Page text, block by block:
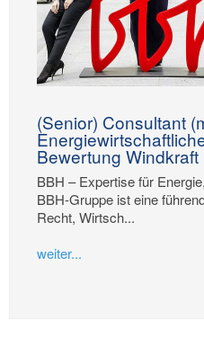
(Senior) Consultant
Bewertung Windkraft
BBH – Expertise für
BBH-Gruppe ist eine
Recht, Wirtsch...
weiter...